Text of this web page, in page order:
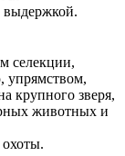
селекции,
упрямством,
крупного зверя,
животных и